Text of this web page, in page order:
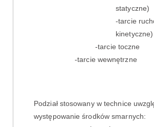
statyczne)
-tarcie
kinetyczne)
-tarcie toczne
-tarcie wewnętrzne
Podział stosowany w technice
występowanie środków smarnych: